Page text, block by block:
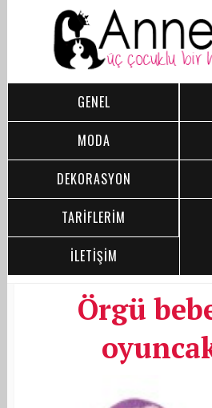
GENEL
MODA
DEKORASYON
TARİFLERİM
İLETİŞİM
Örgü